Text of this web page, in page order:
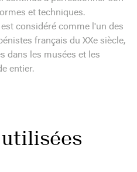
et techniques.
considéré comme l'un des
français du XXe siècle,
dans les musées et les
entier.